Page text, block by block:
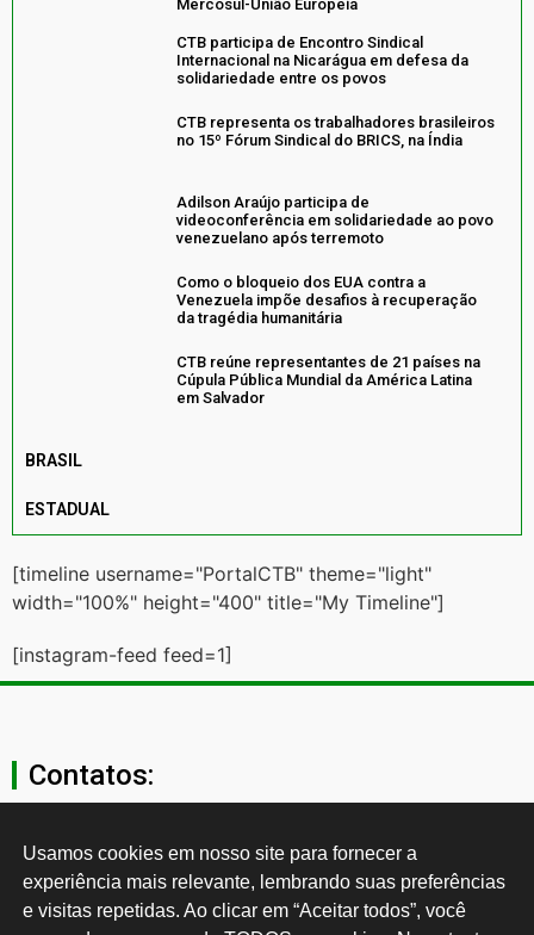
Mercosul-União Europeia
CTB participa de Encontro Sindical
Internacional na Nicarágua em defesa da
solidariedade entre os povos
CTB representa os trabalhadores brasileiros
no 15º Fórum Sindical do BRICS, na Índia
Adilson Araújo participa de
videoconferência em solidariedade ao povo
venezuelano após terremoto
Como o bloqueio dos EUA contra a
Venezuela impõe desafios à recuperação
da tragédia humanitária
CTB reúne representantes de 21 países na
Cúpula Pública Mundial da América Latina
em Salvador
BRASIL
ESTADUAL
[timeline username="PortalCTB" theme="light"
width="100%" height="400" title="My Timeline"]
[instagram-feed feed=1]
Contatos:
secgeral@ctb.org.br
11 3874-0040
Usamos cookies em nosso site para fornecer a
experiência mais relevante, lembrando suas preferências
e visitas repetidas. Ao clicar em “Aceitar todos”, você